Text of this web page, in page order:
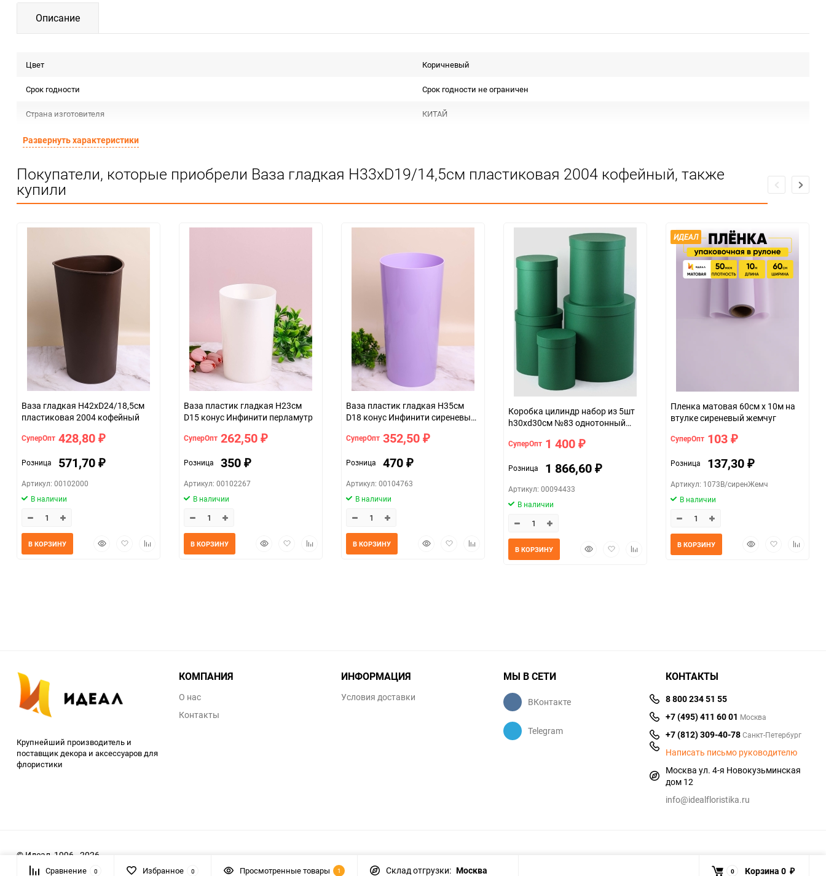
Описание
Цвет Коричневый
Срок годности Срок годности не ограничен
Страна изготовителя КИТАЙ
Предназначение товара
Особые условия
Единица измерения
Развернуть характеристики
Покупатели, которые приобрели Ваза гладкая H33хD19/14,5см пластиковая 2004 кофейный, также
купили
Ваза гладкая H42хD24/18,5см
пластиковая 2004 кофейный
СуперОпт 428,80 ₽
Розница 571,70 ₽
Артикул: 00102000
В наличии
БыстрыйДобавитьДобавить
В КОРЗИНУ
Ваза пластик гладкая H23см
D15 конус Инфинити перламутр
СуперОпт 262,50 ₽
Розница 350 ₽
Артикул: 00102267
В наличии
БыстрыйДобавитьДобавить
В КОРЗИНУ
Ваза пластик гладкая H35см
D18 конус Инфинити сиреневый
СуперОпт 352,50 ₽
Розница 470 ₽
Артикул: 00104763
В наличии
БыстрыйДобавитьДобавить
В КОРЗИНУ
Коробка цилиндр набор из 5шт
h30xd30см №83 однотонный
СуперОпт 1 400 ₽
Розница 1 866,60 ₽
Артикул: 00094433
В наличии
БыстрыйДобавитьДобавить
В КОРЗИНУ
ИДЕАЛ
Пленка матовая 60см х 10м на
втулке сиреневый жемчуг
СуперОпт 103 ₽
Розница 137,30 ₽
Артикул: 1073В/сиренЖемч
В наличии
БыстрыйДобавить
В КОРЗИНУ
Крупнейший производитель и
поставщик декора и аксессуаров для
флористики
КОМПАНИЯ
О нас
Контакты
ИНФОРМАЦИЯ
Условия доставки
МЫ В СЕТИ
ВКонтакте
Telegram
КОНТАКТЫ
8 800 234 51 55
+7 (495) 411 60 01 Москва
+7 (812) 309-40-78Санкт-Петербург
Написать письмо руководителю
Москва ул. 4-я Новокузьминская
дом 12
info@idealfloristika.ru
© Идеал, 1996 - 2026
Сравнение 0 Избранное 0 Просмотренные товары 1 Склад отгрузки: Москва 0 Корзина 0 ₽